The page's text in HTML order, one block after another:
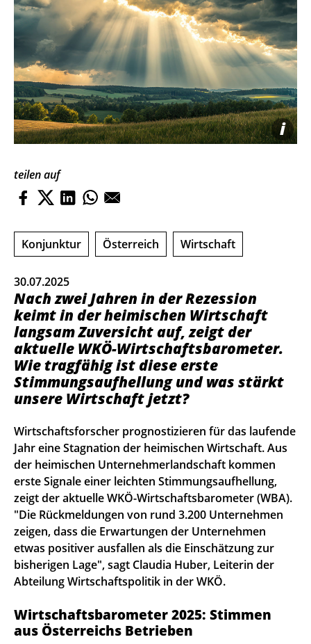
i
teilen auf
Konjunktur Österreich Wirtschaft
30.07.2025
Nach zwei Jahren in der Rezession
keimt in der heimischen Wirtschaft
langsam Zuversicht auf, zeigt der
aktuelle WKÖ-Wirtschaftsbarometer.
Wie tragfähig ist diese erste
Stimmungsaufhellung und was stärkt
unsere Wirtschaft jetzt?
Wirtschaftsforscher prognostizieren für das laufende
Jahr eine Stagnation der heimischen Wirtschaft. Aus
der heimischen Unternehmerlandschaft kommen
erste Signale einer leichten Stimmungsaufhellung,
zeigt der aktuelle WKÖ-Wirtschaftsbarometer (WBA).
"Die Rückmeldungen von rund 3.200 Unternehmen
zeigen, dass die Erwartungen der Unternehmen
etwas positiver ausfallen als die Einschätzung zur
bisherigen Lage", sagt Claudia Huber, Leiterin der
Abteilung Wirtschaftspolitik in der WKÖ.
Wirtschaftsbarometer 2025: Stimmen
aus Österreichs Betrieben